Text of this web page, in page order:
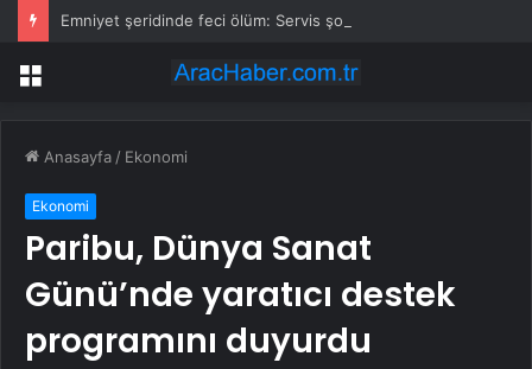
Menü
Anasayfa / Ekonomi
Ekonomi
Paribu, Dünya Sanat
Günü’nde yaratıcı destek
programını duyurdu